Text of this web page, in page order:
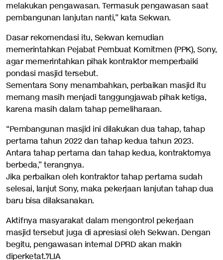
melakukan pengawasan. Termasuk pengawasan saat
pembangunan lanjutan nanti,” kata Sekwan.
Dasar rekomendasi itu, Sekwan kemudian
memerintahkan Pejabat Pembuat Komitmen (PPK), Sony,
agar memerintahkan pihak kontraktor memperbaiki
pondasi masjid tersebut.
Sementara Sony menambahkan, perbaikan masjid itu
memang masih menjadi tanggungjawab pihak ketiga,
karena masih dalam tahap pemeliharaan.
“Pembangunan masjid ini dilakukan dua tahap, tahap
pertama tahun 2022 dan tahap kedua tahun 2023.
Antara tahap pertama dan tahap kedua, kontraktornya
berbeda,” terangnya.
Jika perbaikan oleh kontraktor tahap pertama sudah
selesai, lanjut Sony, maka pekerjaan lanjutan tahap dua
baru bisa dilaksanakan.
Aktifnya masyarakat dalam mengontrol pekerjaan
masjid tersebut juga di apresiasi oleh Sekwan. Dengan
begitu, pengawasan internal DPRD akan makin
diperketat.*/LIA